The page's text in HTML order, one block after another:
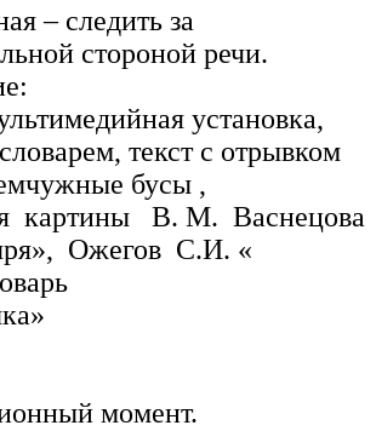
– следить за
стороной речи.
установка,
текст с отрывком
бусы ,
картины В. М. Васнецова
Ожегов С.И. «
момент.